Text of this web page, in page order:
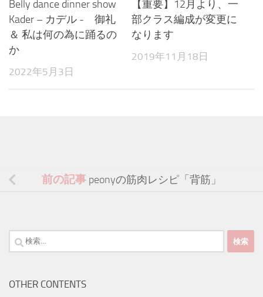
Belly dance dinner show
Kader – カデル - 御礼
＆ 私は何の為に踊るの
か
2022年5月3日
【重要】12月より、一
部クラス編成が変更に
なります
2019年11月18日
前の記事 peonyの筋肉レシピ「背筋」
検
索:
OTHER CONTENTS